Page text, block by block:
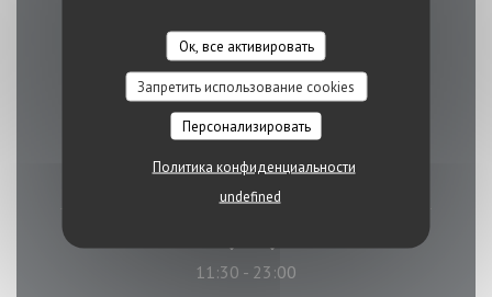
Ок, все активировать
Запретить использование cookies
Персонализировать
Политика конфиденциальности
undefined
Часы работы
Понедельник
11:30 - 14:00 • 18:00 - 23:00
11:30 - 23:00